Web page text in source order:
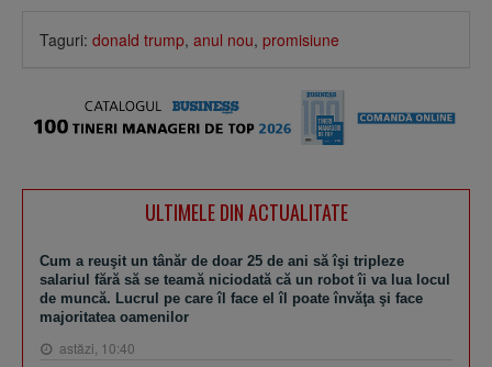
Taguri: donald trump, anul nou, promisiune
ULTIMELE DIN ACTUALITATE
Cum a reuşit un tânăr de doar 25 de ani să îşi tripleze
salariul fără să se teamă niciodată că un robot îi va lua locul
de muncă. Lucrul pe care îl face el îl poate învăţa şi face
majoritatea oamenilor
astăzi, 10:40